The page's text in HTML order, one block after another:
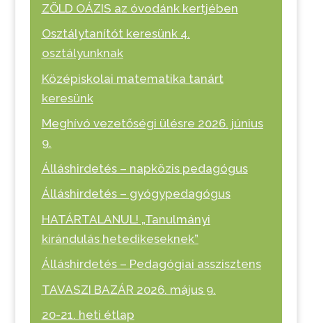
ZÖLD OÁZIS az óvodánk kertjében
Osztálytanítót keresünk 4.
osztályunknak
Középiskolai matematika tanárt
keresünk
Meghívó vezetőségi ülésre 2026. június
9.
Álláshirdetés – napközis pedagógus
Álláshirdetés – gyógypedagógus
HATÁRTALANUL! „Tanulmányi
kirándulás hetedikeseknek”
Álláshirdetés – Pedagógiai asszisztens
TAVASZI BAZÁR 2026. május 9.
20-21. heti étlap